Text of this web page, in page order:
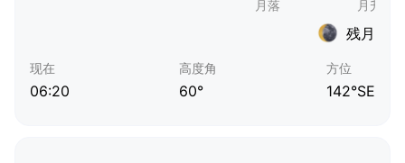
残月
现在
06:20
高度角
60°
方位
142°SE